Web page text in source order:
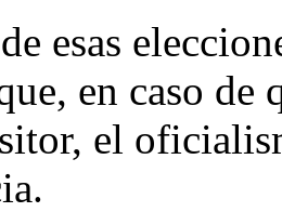
esas
en caso de
el